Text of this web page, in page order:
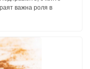
важна роля в